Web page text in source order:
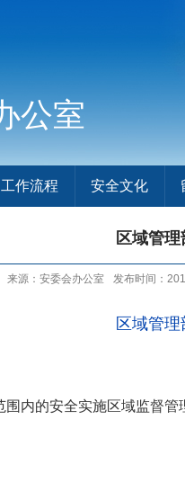
公室
工作流程 安全文化
区域管理
来源：安委会办公室 发布时间：
区域管理
内的安全实施区域监督管